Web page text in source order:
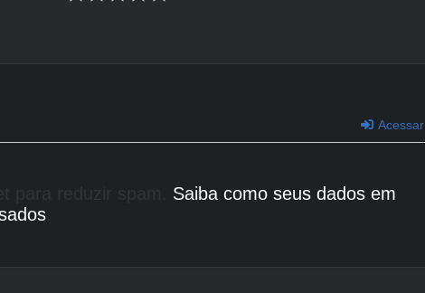
Acessar
Saiba como seus dados em